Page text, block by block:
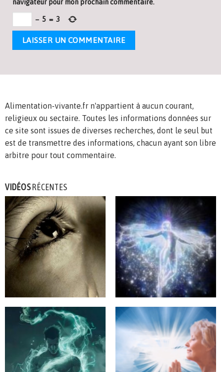
navigateur pour mon prochain commentaire.
− 5 = 3
Alimentation-vivante.fr n'appartient à aucun courant,
religieux ou sectaire. Toutes les informations données sur
ce site sont issues de diverses recherches, dont le seul but
est de transmettre des informations, chacun ayant son libre
arbitre pour tout commentaire.
VIDÉOSRÉCENTES